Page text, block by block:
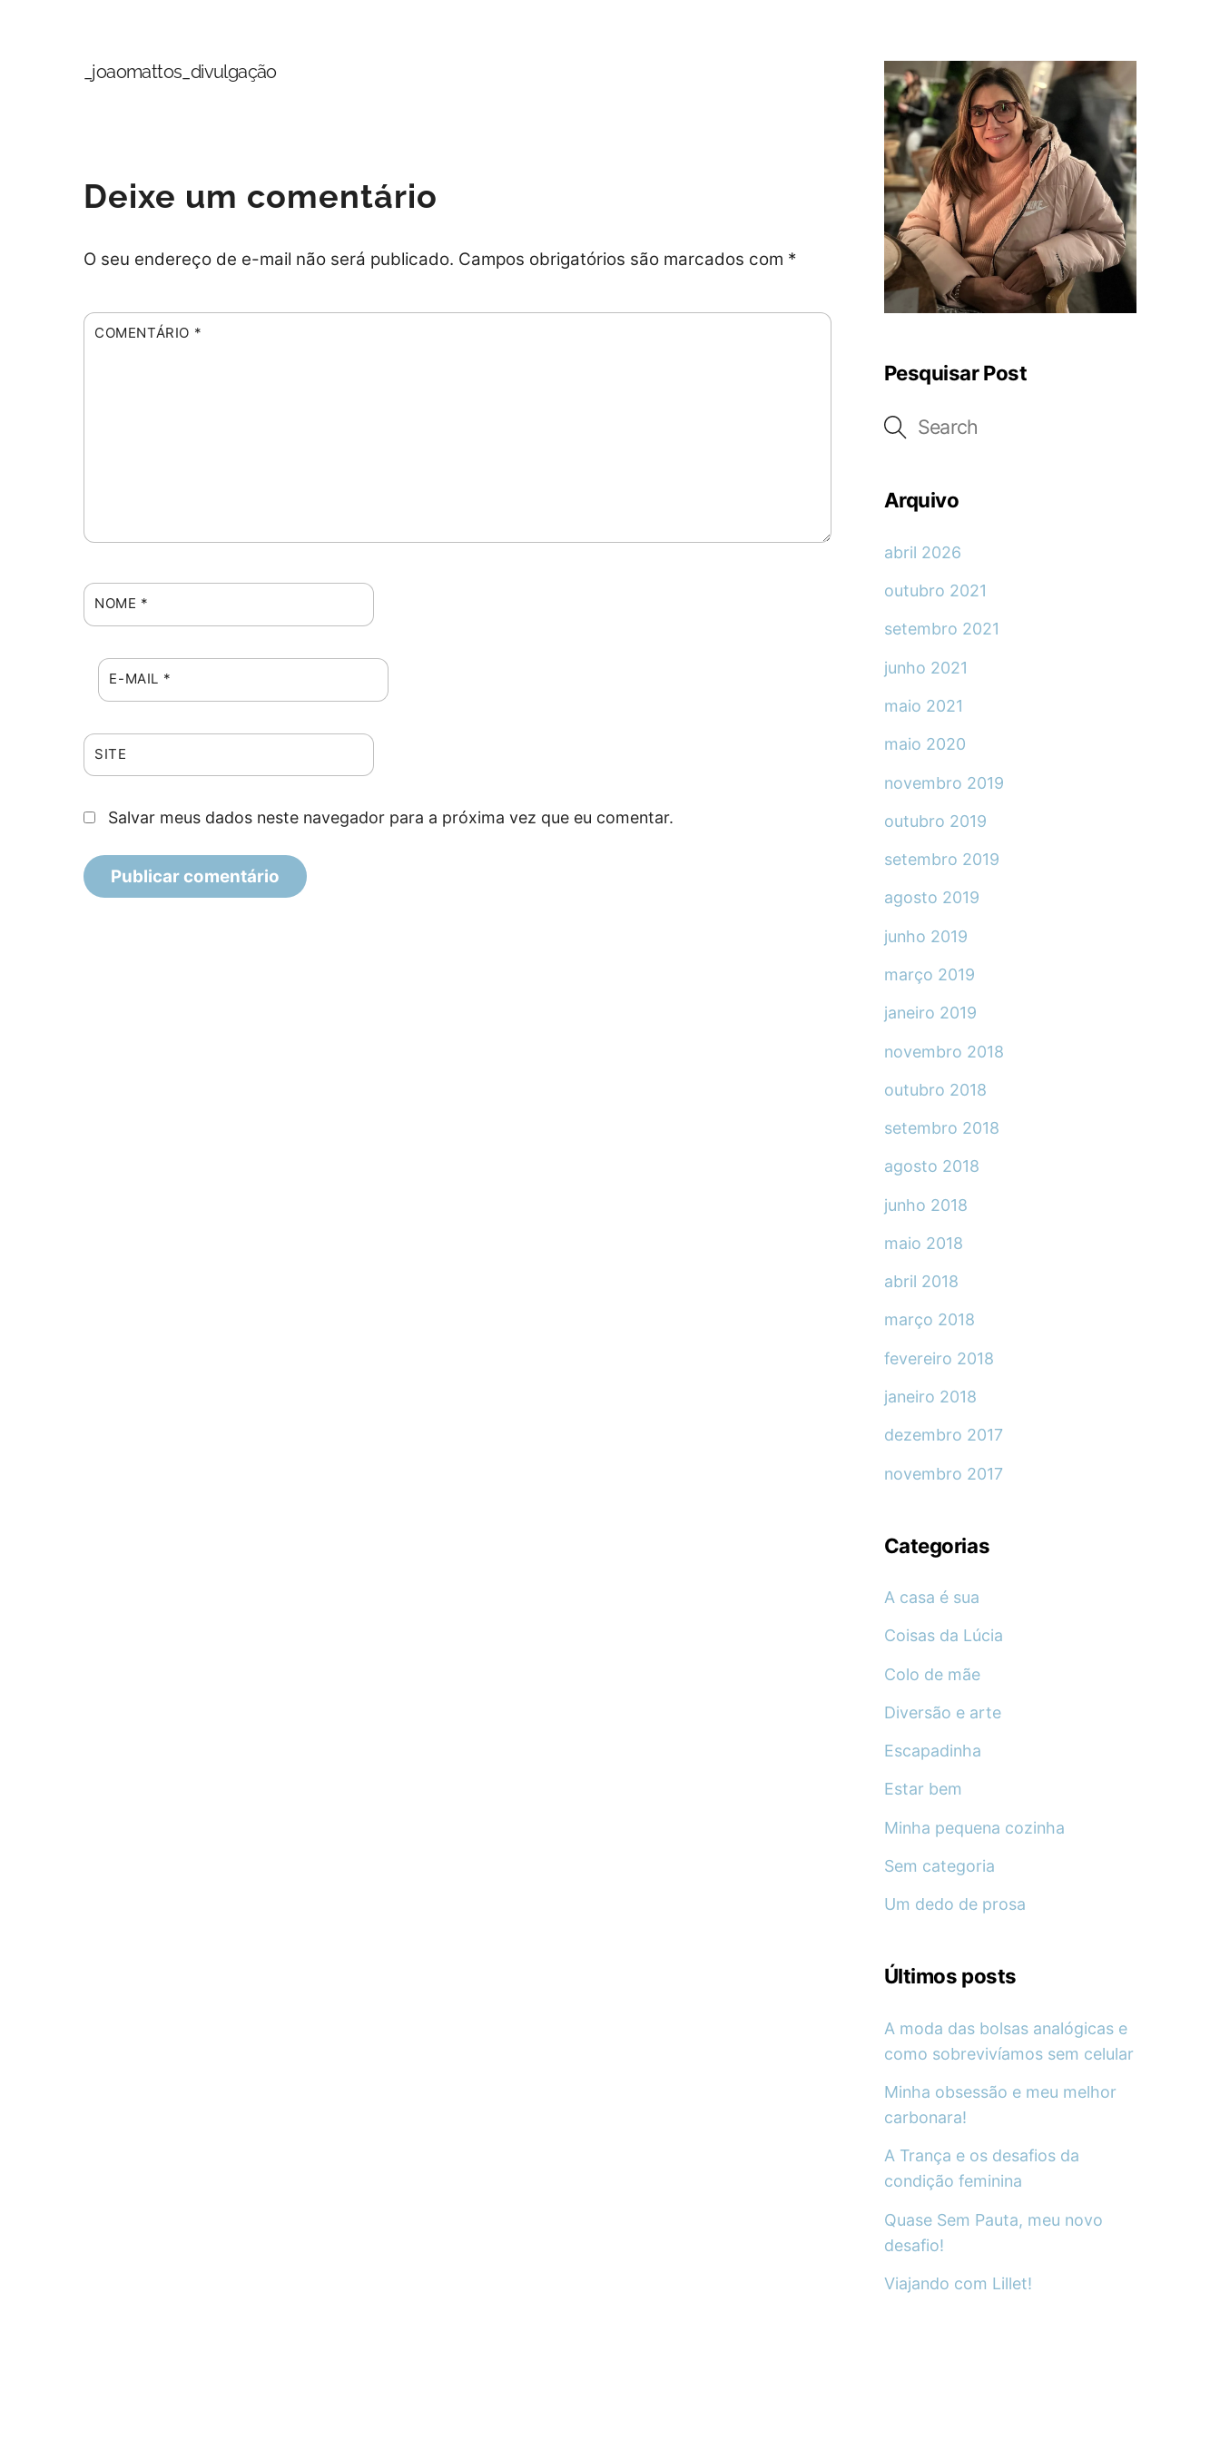
_joaomattos_divulgação
Deixe um comentário
O seu endereço de e-mail não será publicado. Campos obrigatórios são marcados com *
COMENTÁRIO *
NOME *
E-MAIL *
SITE
Salvar meus dados neste navegador para a próxima vez que eu comentar.
Pesquisar Post
Arquivo
abril 2026
outubro 2021
setembro 2021
junho 2021
maio 2021
maio 2020
novembro 2019
outubro 2019
setembro 2019
agosto 2019
junho 2019
março 2019
janeiro 2019
novembro 2018
outubro 2018
setembro 2018
agosto 2018
junho 2018
maio 2018
abril 2018
março 2018
fevereiro 2018
janeiro 2018
dezembro 2017
novembro 2017
Categorias
A casa é sua
Coisas da Lúcia
Colo de mãe
Diversão e arte
Escapadinha
Estar bem
Minha pequena cozinha
Sem categoria
Um dedo de prosa
Últimos posts
A moda das bolsas analógicas e
como sobrevivíamos sem celular
Minha obsessão e meu melhor
carbonara!
A Trança e os desafios da
condição feminina
Quase Sem Pauta, meu novo
desafio!
Viajando com Lillet!